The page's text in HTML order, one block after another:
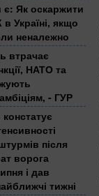
Як оскаржити
Україні, якщо
неналежно
втрачає
НАТО та
- ГУР
після
ворога
і дав
тижні